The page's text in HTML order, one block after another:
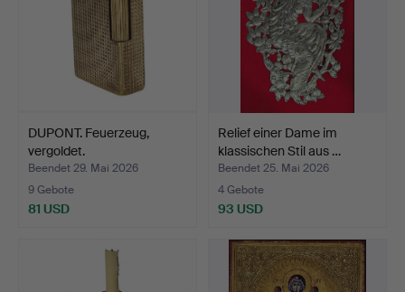
DUPONT. Feuerzeug,
vergoldet.
Beendet 29. Mai 2026
9 Gebote
81 USD
Relief einer Dame im
klassischen Stil aus …
Beendet 25. Mai 2026
4 Gebote
93 USD